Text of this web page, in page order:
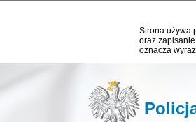
Strona używa
oraz
oznacza